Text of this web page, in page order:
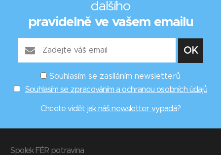
dalšího
pravidelně ve vašem emailu
Souhlasím se zasíláním newsletterů
Souhlasím se zpracováním a ochranou osobních údajů
Chcete vidět jak náš newsletter vypadá?
Spolek FÉR potravina